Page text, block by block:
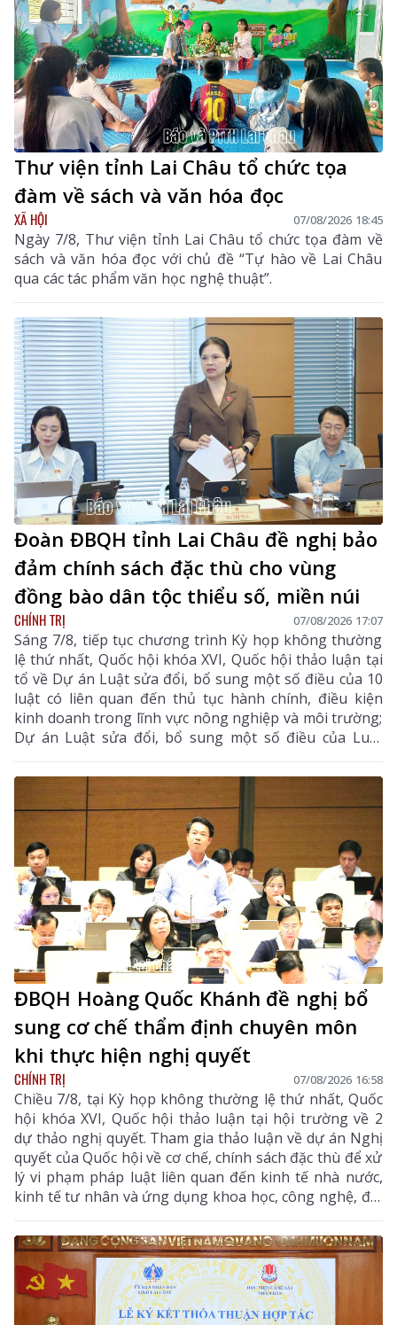
Thư viện tỉnh Lai Châu tổ chức tọa
đàm về sách và văn hóa đọc
XÃ HỘI 07/08/2026 18:45
Ngày 7/8, Thư viện tỉnh Lai Châu tổ chức tọa đàm về
sách và văn hóa đọc với chủ đề “Tự hào về Lai Châu
qua các tác phẩm văn học nghệ thuật”.
Đoàn ĐBQH tỉnh Lai Châu đề nghị bảo
đảm chính sách đặc thù cho vùng
đồng bào dân tộc thiểu số, miền núi
CHÍNH TRỊ 07/08/2026 17:07
Sáng 7/8, tiếp tục chương trình Kỳ họp không thường
lệ thứ nhất, Quốc hội khóa XVI, Quốc hội thảo luận tại
tổ về Dự án Luật sửa đổi, bổ sung một số điều của 10
luật có liên quan đến thủ tục hành chính, điều kiện
kinh doanh trong lĩnh vực nông nghiệp và môi trường;
Dự án Luật sửa đổi, bổ sung một số điều của Luật
Tần số vô tuyến điện, Luật Viễn thông, Luật Giao dịch
điện tử và Luật Chuyển giao công nghệ.
ĐBQH Hoàng Quốc Khánh đề nghị bổ
sung cơ chế thẩm định chuyên môn
khi thực hiện nghị quyết
CHÍNH TRỊ 07/08/2026 16:58
Chiều 7/8, tại Kỳ họp không thường lệ thứ nhất, Quốc
hội khóa XVI, Quốc hội thảo luận tại hội trường về 2
dự thảo nghị quyết. Tham gia thảo luận về dự án Nghị
quyết của Quốc hội về cơ chế, chính sách đặc thù để xử
lý vi phạm pháp luật liên quan đến kinh tế nhà nước,
kinh tế tư nhân và ứng dụng khoa học, công nghệ, đổi
mới sáng tạo, chuyển đổi số, đại biểu Hoàng Quốc
Khánh - Tỉnh ủy viên, Phó Trưởng Đoàn chuyên trách
Đoàn ĐBQH tỉnh Lai Châu thống nhất với sự cần thiết
ban hành Nghị quyết như Tờ trình của Chính phủ, đại
biểu tập trung tham gia một số nội dung tại Điều 13
quy định về tổ chức thực hiện.